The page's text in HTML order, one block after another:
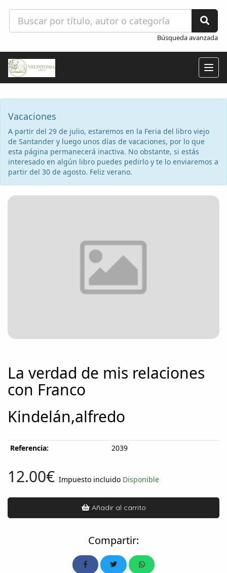
Búsqueda avanzada
Vacaciones
A partir del 29 de julio, estaremos en la Feria del libro viejo
de Santander y luego unos días de vacaciones, por lo que
esta página permanecerá inactiva. No obstante, si estás
interesado en algún libro puedes pedirlo y te lo enviaremos a
partir del 30 de agosto. Feliz verano.
La verdad de mis relaciones
con Franco
Kindelán,alfredo
Referencia: 2039
12.00€ Impuesto incluido Disponible
Añadir al carrito
Compartir: